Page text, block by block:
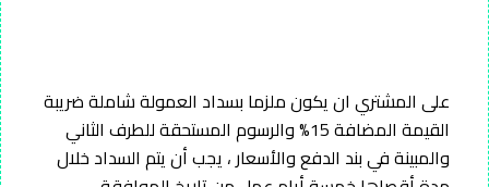
على المشتري ان يكون ملزما بسداد العمولة شاملة ضريبة
القيمة المضافة 15% والرسوم المستحقة للطرف الثاني
والمبينة في بند الدفع والأسعار ، يجب أن يتم السداد خلال